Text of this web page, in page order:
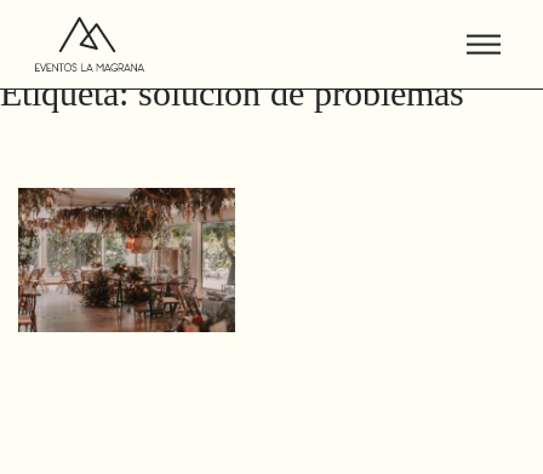
Etiqueta:solución de problemas